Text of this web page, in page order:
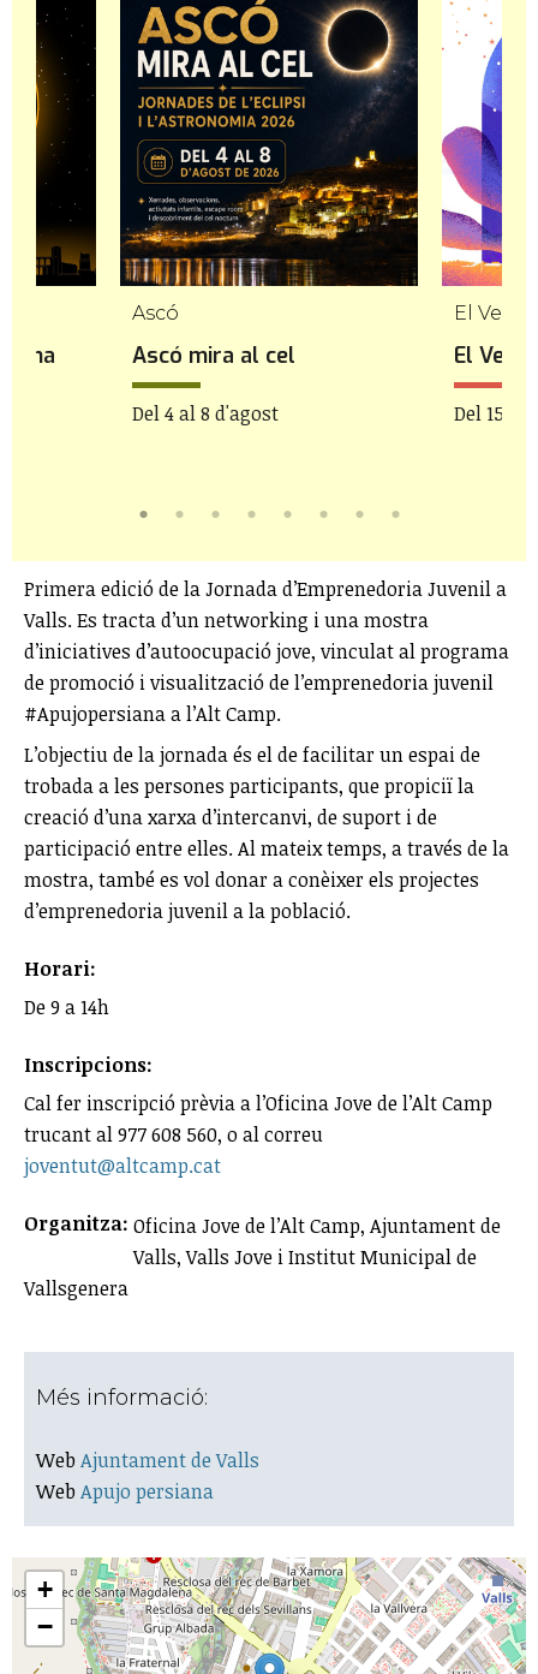
Una
Ascó
Ascó mira al cel
Del 4 al 8 d'agost
El
El
Del 15
Primera edició de la Jornada d’Emprenedoria Juvenil a
Valls. Es tracta d’un networking i una mostra
d’iniciatives d’autoocupació jove, vinculat al programa
de promoció i visualització de l’emprenedoria juvenil
#Apujopersiana a l’Alt Camp.
L’objectiu de la jornada és el de facilitar un espai de
trobada a les persones participants, que propiciï la
creació d’una xarxa d’intercanvi, de suport i de
participació entre elles. Al mateix temps, a través de la
mostra, també es vol donar a conèixer els projectes
d’emprenedoria juvenil a la població.
Horari:
De 9 a 14h
Inscripcions:
Cal fer inscripció prèvia a l’Oficina Jove de l’Alt Camp
trucant al 977 608 560, o al correu
joventut@altcamp.cat
Organitza: Oficina Jove de l’Alt Camp, Ajuntament de
Valls, Valls Jove i Institut Municipal de
Vallsgenera
Més informació:
Web Ajuntament de Valls
Web Apujo persiana
+
−